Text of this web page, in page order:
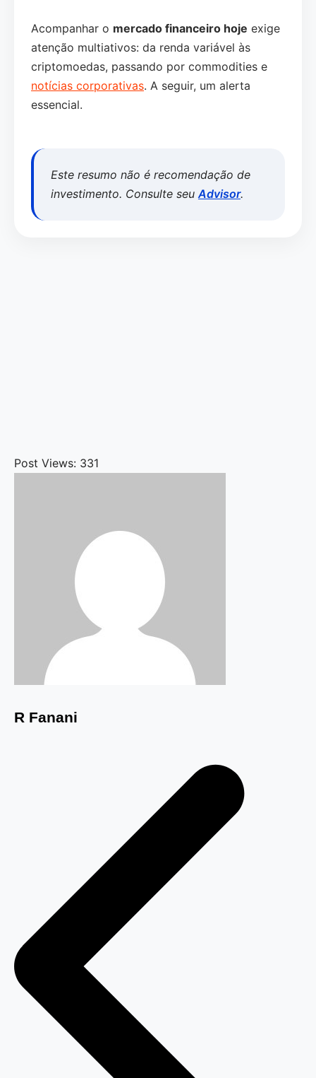
Acompanhar o mercado financeiro hoje exige
atenção multiativos: da renda variável às
criptomoedas, passando por commodities e
notícias corporativas. A seguir, um alerta
essencial.
Este resumo não é recomendação de
investimento. Consulte seu Advisor.
Post Views: 331
R Fanani
🔥 Oportunidade
Abrir conta ou começar a investir com
Começar a investir no BTG